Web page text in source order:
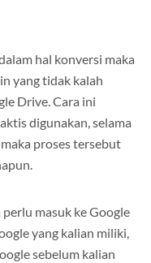
hal konversi maka
yang tidak kalah
Drive. Cara ini
digunakan, selama
proses tersebut
masuk ke Google
yang kalian miliki,
sebelum kalian